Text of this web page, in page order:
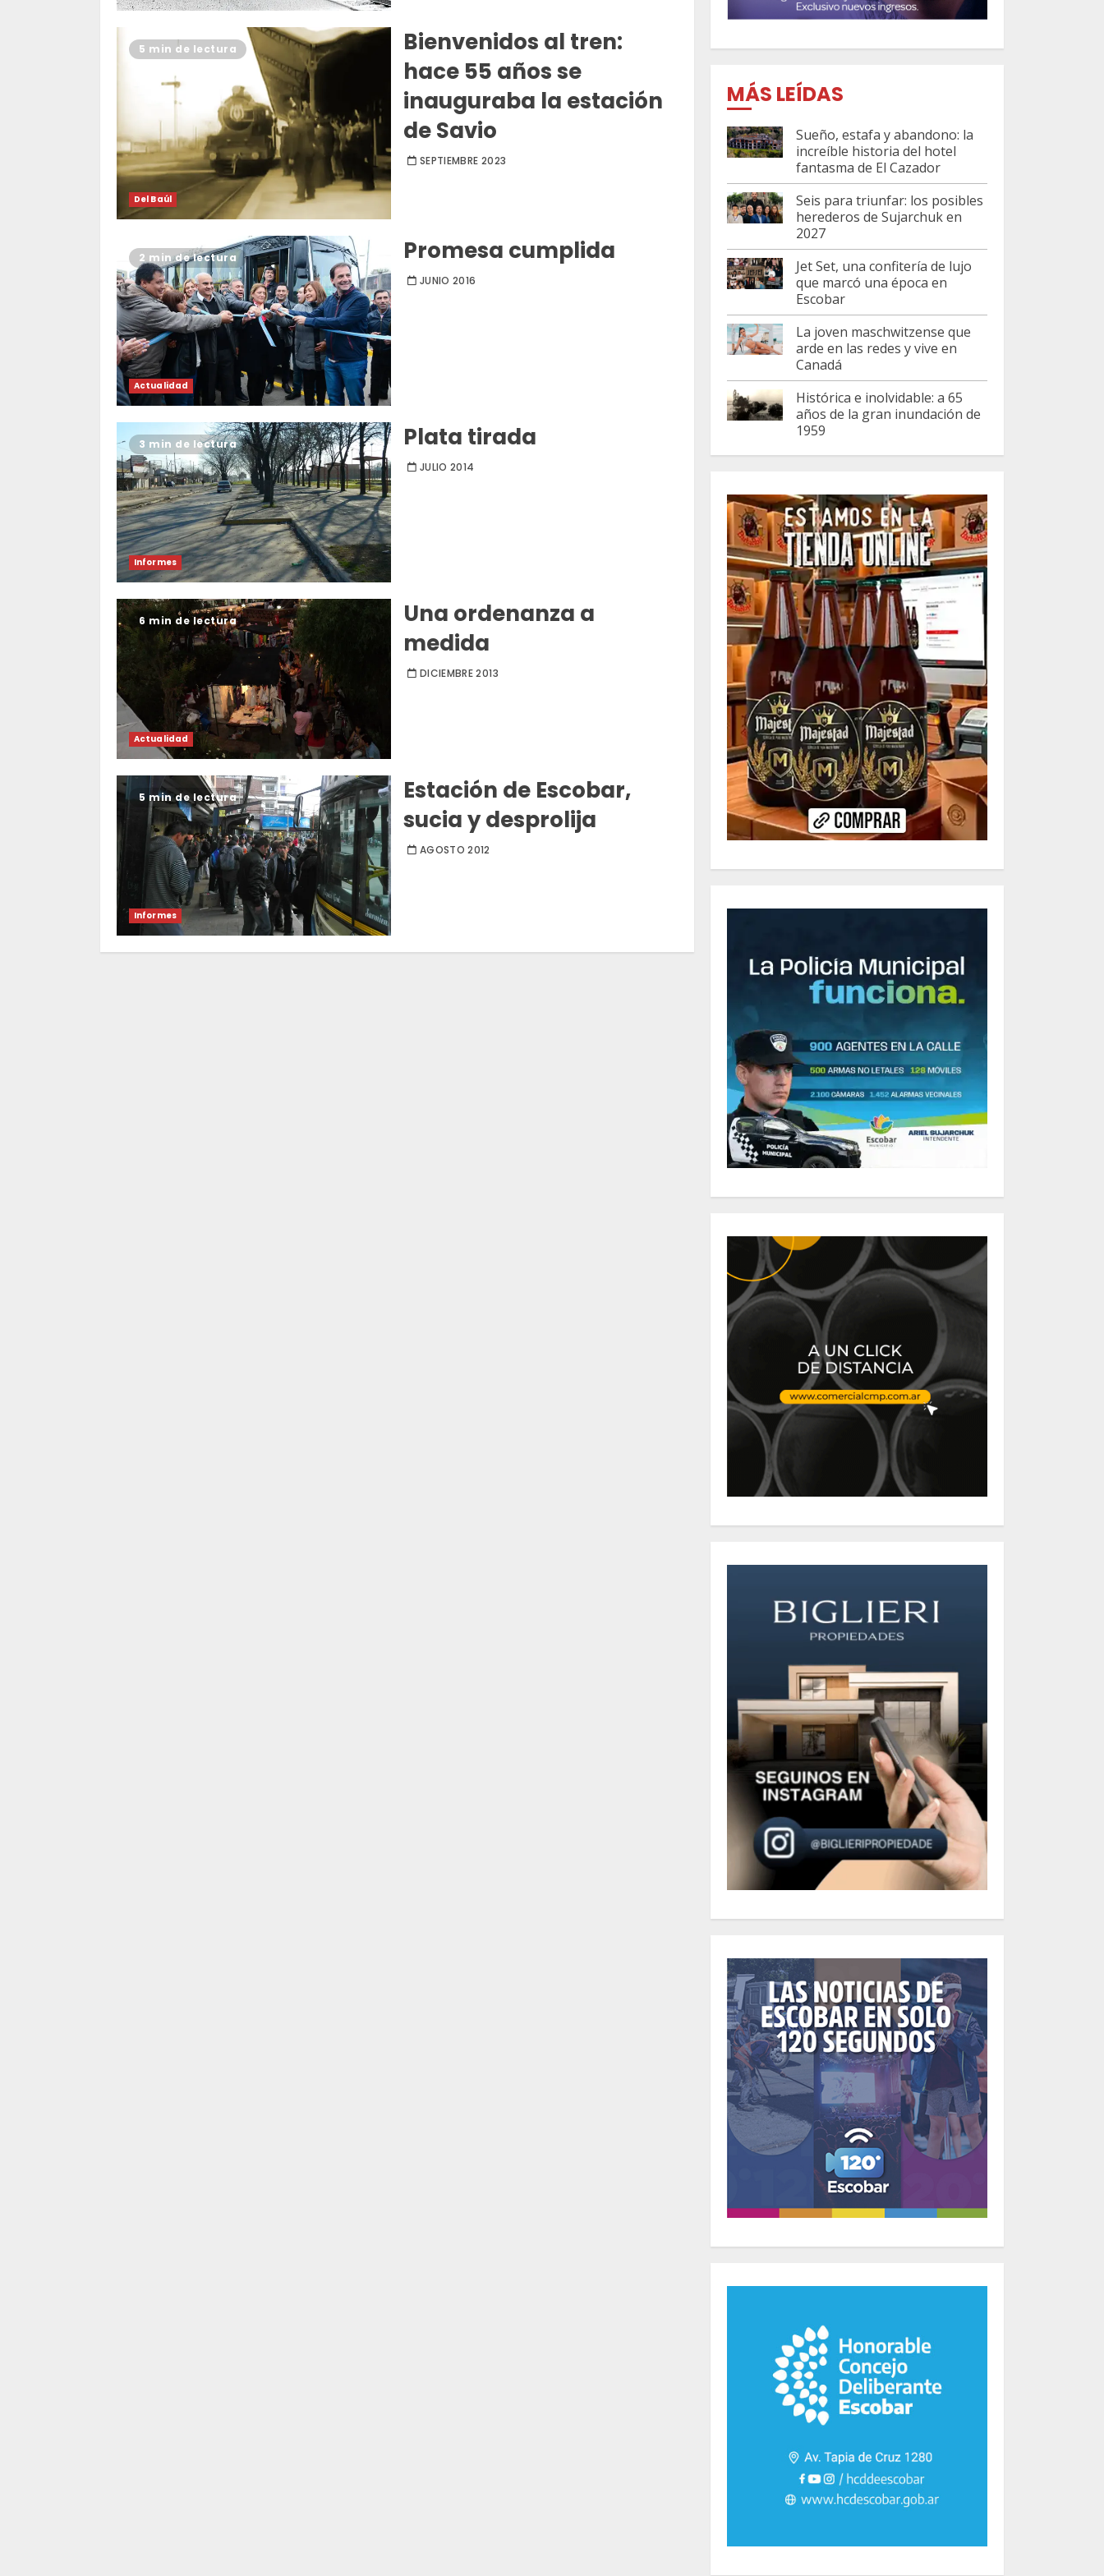
5 min de lectura
Del Baúl
Bienvenidos al tren:
hace 55 años se
inauguraba la estación
de Savio
SEPTIEMBRE 2023
2 min de lectura
Actualidad
Promesa cumplida
JUNIO 2016
3 min de lectura
Informes
Plata tirada
JULIO 2014
6 min de lectura
Actualidad
Una ordenanza a
medida
DICIEMBRE 2013
5 min de lectura
Informes
Estación de Escobar,
sucia y desprolija
AGOSTO 2012
MÁS LEÍDAS
Sueño, estafa y abandono: la
increíble historia del hotel
fantasma de El Cazador
Seis para triunfar: los posibles
herederos de Sujarchuk en
2027
Jet Set, una confitería de lujo
que marcó una época en
Escobar
La joven maschwitzense que
arde en las redes y vive en
Canadá
Histórica e inolvidable: a 65
años de la gran inundación de
1959